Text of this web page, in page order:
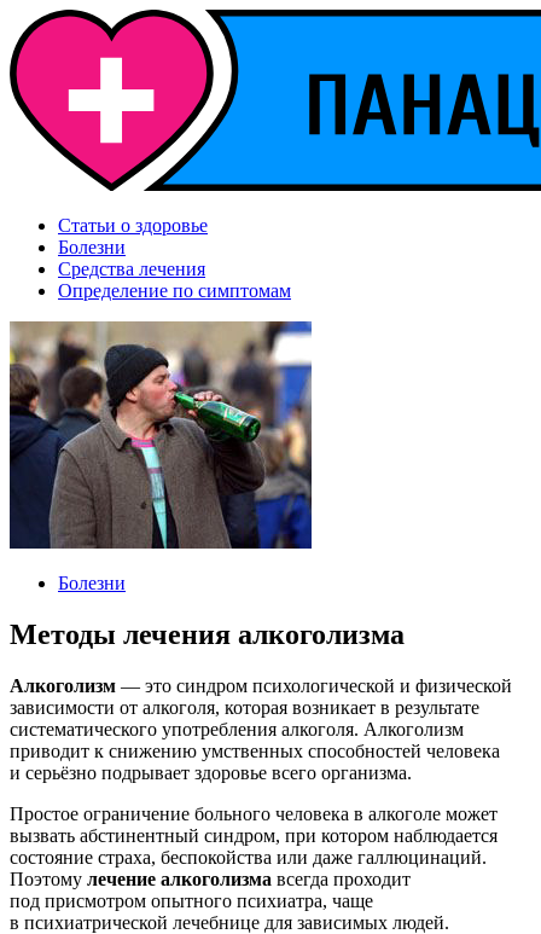
Статьи о здоровье
Болезни
Средства лечения
Определение по симптомам
Болезни
Методы лечения алкоголизма
Алкоголизм — это синдром психологической и физической
зависимости от алкоголя, которая возникает в результате
систематического употребления алкоголя. Алкоголизм
приводит к снижению умственных способностей человека
и серьёзно подрывает здоровье всего организма.
Простое ограничение больного человека в алкоголе может
вызвать абстинентный синдром, при котором наблюдается
состояние страха, беспокойства или даже галлюцинаций.
Поэтому лечение алкоголизма всегда проходит
под присмотром опытного психиатра, чаще
в психиатрической лечебнице для зависимых людей.